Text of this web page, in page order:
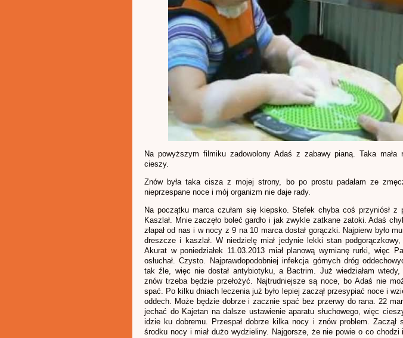
Na powyższym filmiku zadowolony Adaś z zabawy pianą. Taka
cieszy.
Znów była taka cisza z mojej strony, bo po prostu padałam ze
nieprzespane noce i mój organizm nie daje rady.
Na początku marca czułam się kiepsko. Stefek chyba coś przyniósł z
Kaszlał. Mnie zaczęło boleć gardło i jak zwykle zatkane zatoki. Adaś
złapał od nas i w nocy z 9 na 10 marca dostał gorączki. Najpierw było
dreszcze i kaszlał. W niedzielę miał jedynie lekki stan podgorączkowy,
Akurat w poniedziałek 11.03.2013 miał planową wymianę rurki, więc
osłuchał. Czysto. Najprawdopodobniej infekcja górnych dróg
tak źle, więc nie dostał antybiotyku, a Bactrim. Już wiedziałam wtedy,
znów trzeba będzie przełożyć. Najtrudniejsze są noce, bo Adaś nie
spać. Po kilku dniach leczenia już było lepiej zaczął przesypiać noce i
oddech. Może będzie dobrze i zacznie spać bez przerwy do rana. 22
jechać do Kajetan na dalsze ustawienie aparatu słuchowego, więc
idzie ku dobremu. Przespał dobrze kilka nocy i znów problem. Zaczął
środku nocy i miał dużo wydzieliny. Najgorsze, że nie powie o co chodzi